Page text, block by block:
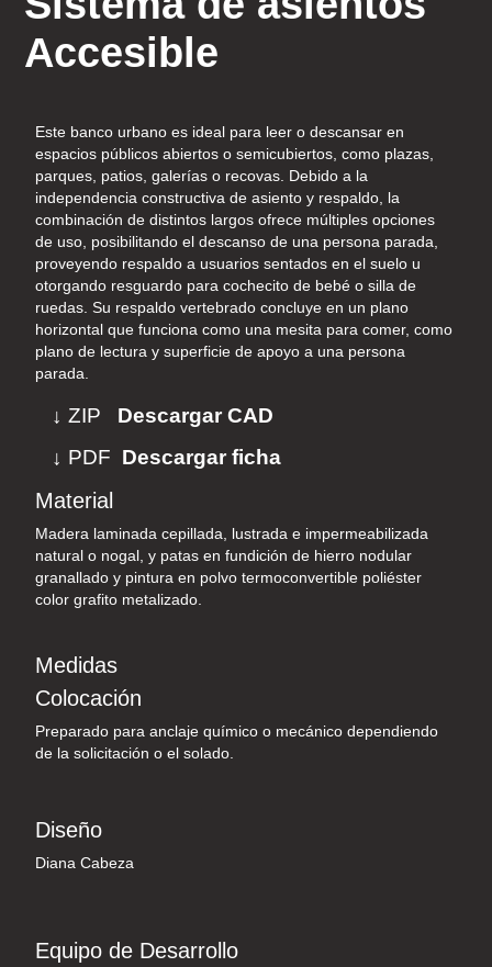
Accesible
Este banco urbano es ideal para leer o descansar en
espacios públicos abiertos o semicubiertos, como plazas,
parques, patios, galerías o recovas. Debido a la
independencia constructiva de asiento y respaldo, la
combinación de distintos largos ofrece múltiples opciones
de uso, posibilitando el descanso de una persona parada,
proveyendo respaldo a usuarios sentados en el suelo u
otorgando resguardo para cochecito de bebé o silla de
ruedas. Su respaldo vertebrado concluye en un plano
horizontal que funciona como una mesita para comer, como
plano de lectura y superficie de apoyo a una persona
parada.
↓ ZIP Descargar CAD
↓ PDF Descargar ficha
Material
Madera laminada cepillada, lustrada e impermeabilizada
natural o nogal, y patas en fundición de hierro nodular
granallado y pintura en polvo termoconvertible poliéster
color grafito metalizado.
Medidas
Colocación
Preparado para anclaje químico o mecánico dependiendo
de la solicitación o el solado.
Diseño
Diana Cabeza
Equipo de Desarrollo